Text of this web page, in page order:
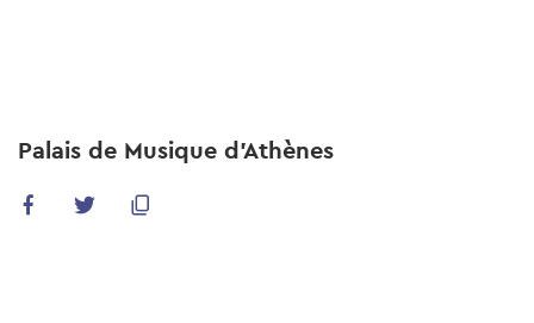
content
Palais de Musique d'Athènes